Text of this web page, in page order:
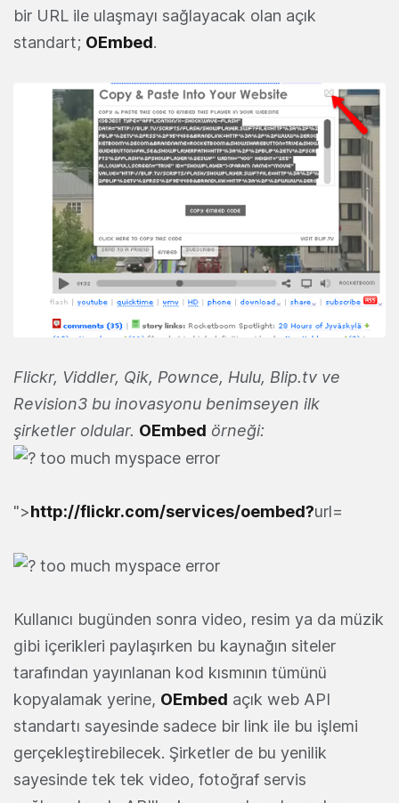
bir URL ile ulaşmayı sağlayacak olan açık
standart; OEmbed.
Flickr, Viddler, Qik, Pownce, Hulu, Blip.tv ve
Revision3 bu inovasyonu benimseyen ilk
şirketler oldular. OEmbed örneği:
">http://flickr.com/services/oembed?url=
Kullanıcı bugünden sonra video, resim ya da müzik
gibi içerikleri paylaşırken bu kaynağın siteler
tarafından yayınlanan kod kısmının tümünü
kopyalamak yerine, OEmbed açık web API
standartı sayesinde sadece bir link ile bu işlemi
gerçekleştirebilecek. Şirketler de bu yenilik
sayesinde tek tek video, fotoğraf servis